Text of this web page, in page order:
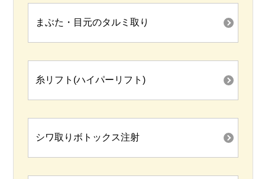
まぶた・目元のタルミ取り
糸リフト(ハイパーリフト)
シワ取りボトックス注射